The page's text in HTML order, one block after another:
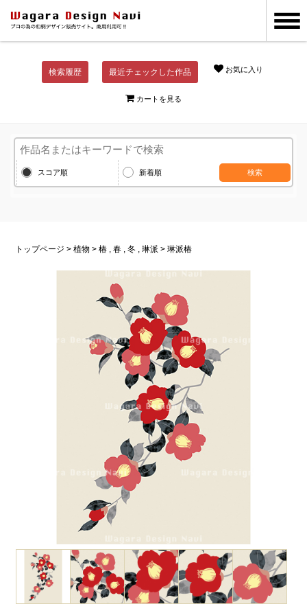
検索履歴 最近チェックした作品 お気に入り
カートを見る
スコア順 新着順 検索
トップページ >植物 >椿 ,春 ,冬 ,琳派 > 琳派椿